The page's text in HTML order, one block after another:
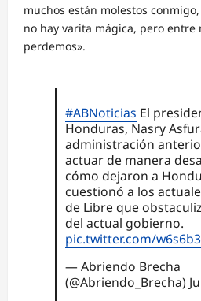
muchos están molestos
no hay varita mágica, pero entre
perdemos».
#ABNoticias El
Honduras, Nasry
administración
actuar de manera
cómo dejaron a
cuestionó a los
de Libre que
del actual gobierno.
pic.twitter.com/
— Abriendo Brecha
(@Abriendo_Brecha)